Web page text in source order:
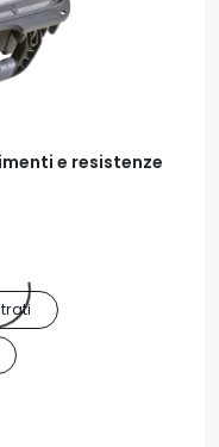
e resistenze